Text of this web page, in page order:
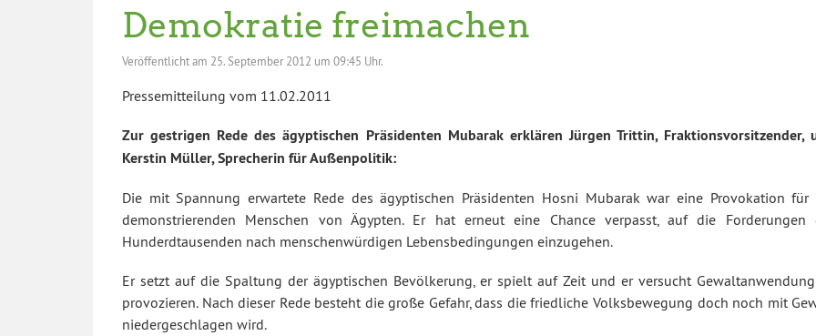
Demokratie freimachen
Veröffentlicht am 25. September 2012 um 09:45 Uhr.
Pressemitteilung vom 11.02.2011
Zur gestrigen Rede des ägyptischen Präsidenten Mubarak erklären Jürgen Trittin, Fraktionsvorsitzender,
Kerstin Müller, Sprecherin für Außenpolitik:
Die mit Spannung erwartete Rede des ägyptischen Präsidenten Hosni Mubarak war eine Provokation für
demonstrierenden Menschen von Ägypten. Er hat erneut eine Chance verpasst, auf die Forderungen
Hunderdtausenden nach menschenwürdigen Lebensbedingungen einzugehen.
Er setzt auf die Spaltung der ägyptischen Bevölkerung, er spielt auf Zeit und er versucht
provozieren. Nach dieser Rede besteht die große Gefahr, dass die friedliche Volksbewegung doch noch mit
niedergeschlagen wird.